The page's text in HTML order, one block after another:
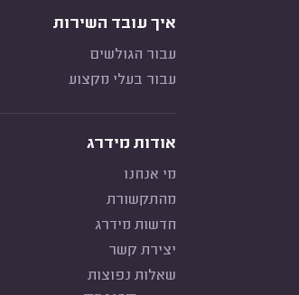
איך עובד השירות
עבור הגולשים
עבור בעלי מקצוע
אודות מידרג
מי אנחנו
מהתקשורת
חדשות מידרג
יצירת קשר
שאלות נפוצות